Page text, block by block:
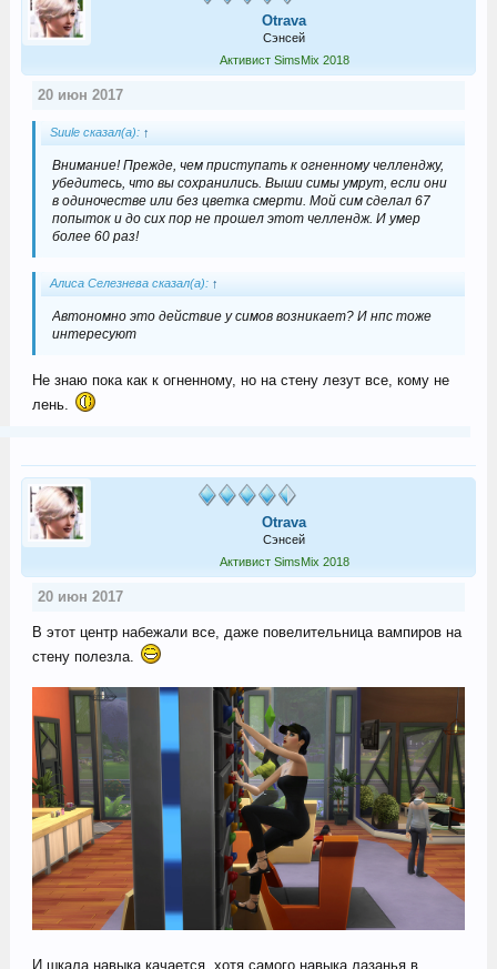
Otrava
Сэнсей
Активист SimsMix 2018
20 июн 2017
Suule сказал(а): ↑
Внимание! Прежде, чем приступать к огненному челленджу,
убедитесь, что вы сохранились. Выши симы умрут, если они
в одиночестве или без цветка смерти. Мой сим сделал 67
попыток и до сих пор не прошел этот челлендж. И умер
более 60 раз!
Алиса Селезнева сказал(а): ↑
Автономно это действие у симов возникает? И нпс тоже
интересуют
Не знаю пока как к огненному, но на стену лезут все, кому не
лень.
Otrava
Сэнсей
Активист SimsMix 2018
20 июн 2017
В этот центр набежали все, даже повелительница вампиров на
стену полезла.
И шкала навыка качается, хотя самого навыка лазанья в